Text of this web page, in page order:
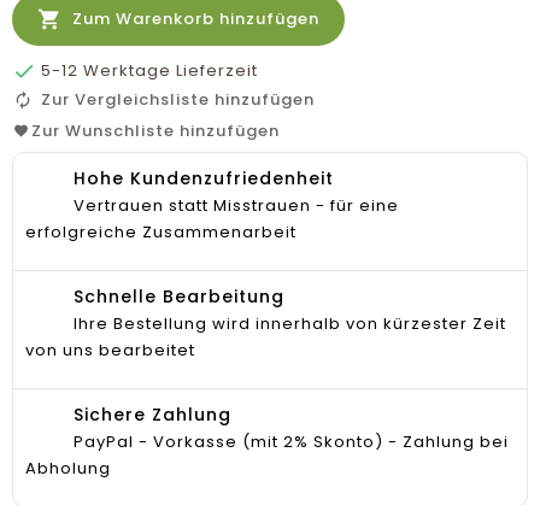
 Zum Warenkorb hinzufügen
 5-12 Werktage Lieferzeit
Zur Vergleichsliste hinzufügen
Zur Wunschliste hinzufügen
Hohe Kundenzufriedenheit
Vertrauen statt Misstrauen - für eine
erfolgreiche Zusammenarbeit
Schnelle Bearbeitung
Ihre Bestellung wird innerhalb von kürzester Zeit
von uns bearbeitet
Sichere Zahlung
PayPal - Vorkasse (mit 2% Skonto) - Zahlung bei
Abholung